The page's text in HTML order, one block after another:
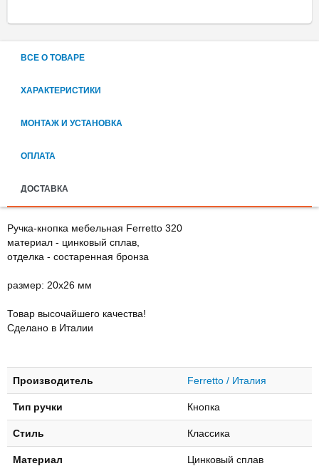
ВСЕ О ТОВАРЕ
ХАРАКТЕРИСТИКИ
МОНТАЖ И УСТАНОВКА
ОПЛАТА
ДОСТАВКА
Ручка-кнопка мебельная Ferretto 320
материал - цинковый сплав,
отделка - состаренная бронза
размер: 20х26 мм
Товар высочайшего качества!
Сделано в Италии
Производитель Ferretto / Италия
Тип ручки Кнопка
Стиль Классика
Материал Цинковый сплав